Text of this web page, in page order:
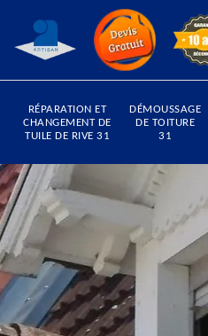
RÉPARATION ET
CHANGEMENT DE
TUILE DE RIVE 31
DÉMOUSSAGE
DE TOITURE
31